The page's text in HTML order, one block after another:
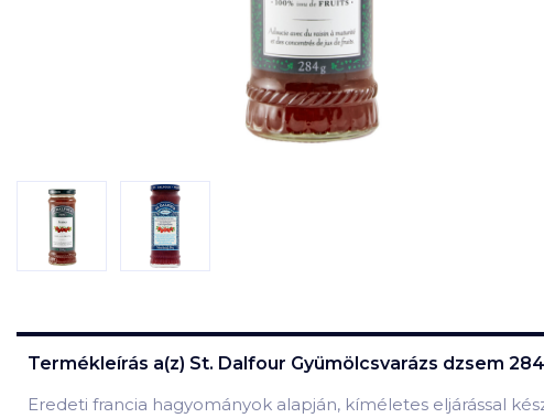
Termékleírás a(z) St. Dalfour Gyümölcsvarázs dzsem
Eredeti francia hagyományok alapján, kíméletes eljárással